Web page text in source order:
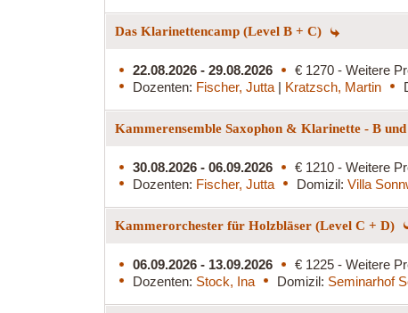
Das Klarinettencamp (Level B + C)
22.08.2026 - 29.08.2026
€ 1270 - Weitere
Dozenten: Fischer, Jutta | Kratzsch, Martin
Kammerensemble Saxophon & Klarinette - B
30.08.2026 - 06.09.2026
€ 1210 - Weitere
Dozenten: Fischer, Jutta Domizil: Villa
Kammerorchester für Holzbläser (Level C + D)
06.09.2026 - 13.09.2026
€ 1225 - Weitere
Dozenten: Stock, Ina Domizil: Seminarhof